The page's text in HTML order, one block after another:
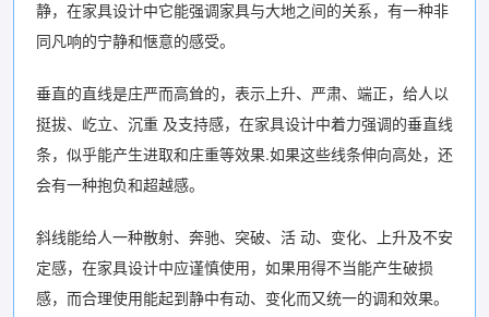
静，在家具设计中它能强调家具与大地之间的关系，有一种非
同凡响的宁静和惬意的感受。
垂直的直线是庄严而高耸的，表示上升、严肃、端正，给人以
挺拔、屹立、沉重 及支持感，在家具设计中着力强调的垂直线
条，似乎能产生进取和庄重等效果.如果这些线条伸向高处，还
会有一种抱负和超越感。
斜线能给人一种散射、奔驰、突破、活 动、变化、上升及不安
定感，在家具设计中应谨慎使用，如果用得不当能产生破损
感，而合理使用能起到静中有动、变化而又统一的调和效果。